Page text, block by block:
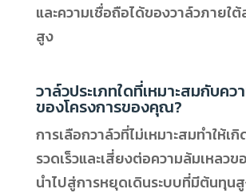
และความเชื่อถือได้ของวาล์วภายใ
สูง
วาล์วประเภทใดที่เหมาะสมกับค
ของโครงการของคุณ?
การเลือกวาล์วที่ไม่เหมาะสมทำให้เ
รวดเร็วและเสี่ยงต่อความล้มเหลวข
นำไปสู่การหยุดเดินระบบที่มีต้นทุน